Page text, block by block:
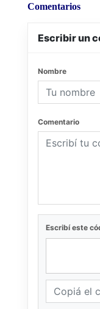
Comentarios
Escribir un
Nombre
Comentario
Escribí este